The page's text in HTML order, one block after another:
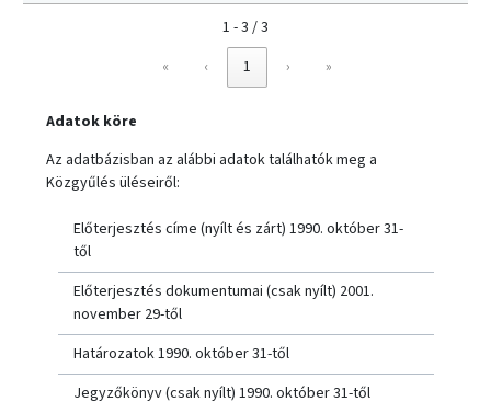
1 - 3 / 3
«
‹ 1 › »
Adatok köre
Az adatbázisban az alábbi adatok találhatók meg a
Közgyűlés üléseiről:
Előterjesztés címe (nyílt és zárt) 1990. október 31-
től
Előterjesztés dokumentumai (csak nyílt) 2001.
november 29-től
Határozatok 1990. október 31-től
Jegyzőkönyv (csak nyílt) 1990. október 31-től